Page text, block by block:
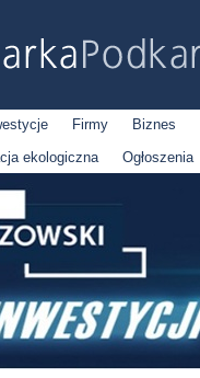
Firmy Biznes
ekologiczna Ogłoszenia